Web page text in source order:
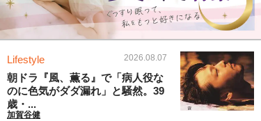
Lifestyle 2026.08.07
朝ドラ『風、薫る』で「病人役な
のに色気がダダ漏れ」と騒然。39
歳・...
加賀谷健